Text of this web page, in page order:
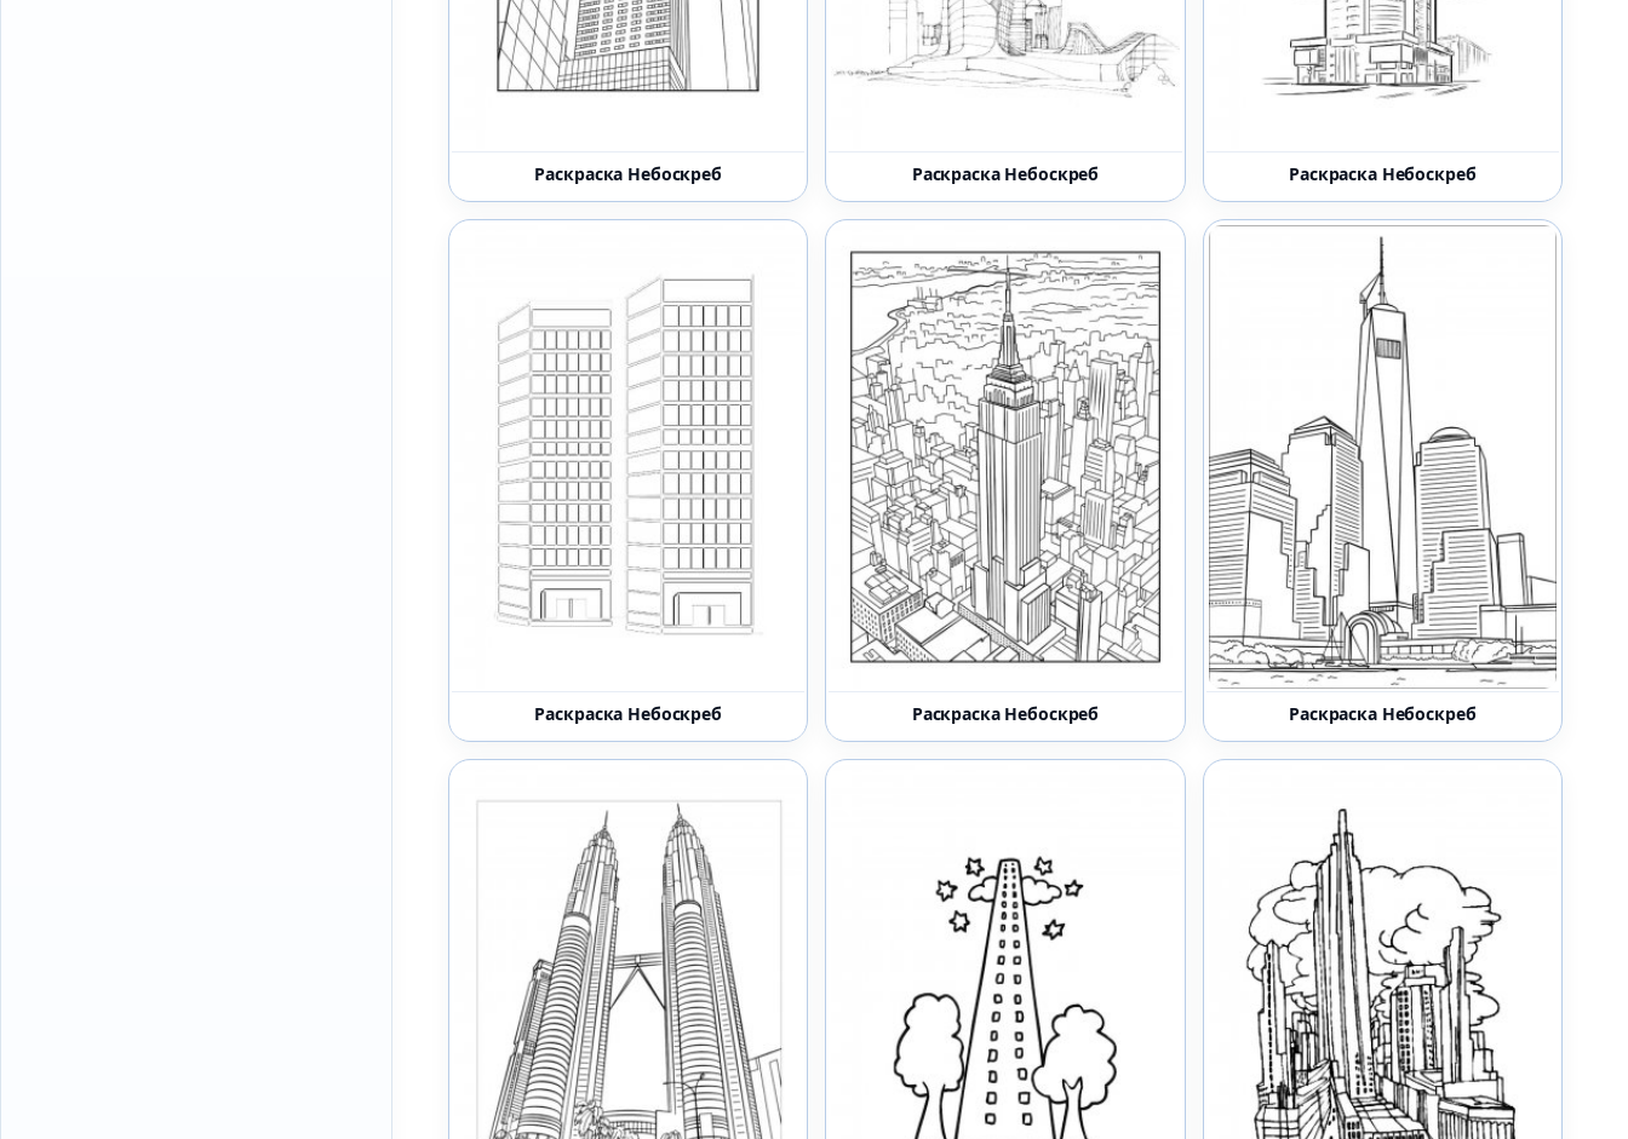
Раскраска Небоскреб Раскраска Небоскреб Раскраска Небоскреб
Раскраска Небоскреб Раскраска Небоскреб Раскраска Небоскреб